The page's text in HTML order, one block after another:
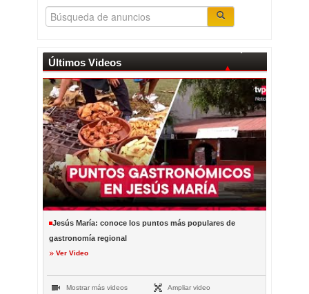
Últimos Videos
Jesús María: conoce los puntos más populares de
gastronomía regional
Ver Video
Mostrar más videos Ampliar video